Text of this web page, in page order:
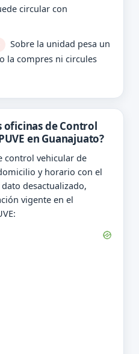
circular con
Sobre la unidad pesa un
la compres ni circules
oficinas de Control
en Guanajuato?
control vehicular de
y horario con el
desactualizado,
vigente en el